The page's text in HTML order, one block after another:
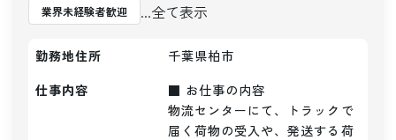
業界未経験者歓迎
...全て表示
勤務地住所
千葉県柏市
仕事内容
■ お仕事の内容
物流センターにて、トラックで
届く荷物の受入や、発送する荷